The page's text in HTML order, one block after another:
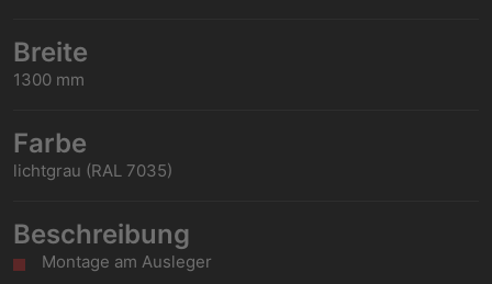
Breite
1300 mm
Farbe
lichtgrau (RAL 7035)
Beschreibung
Montage am Ausleger